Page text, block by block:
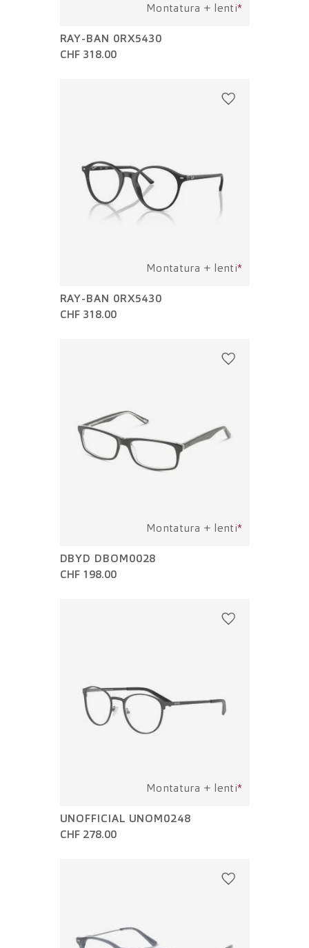
Montatura + lenti*
RAY-BAN 0RX5430
CHF 318.00
Montatura + lenti*
RAY-BAN 0RX5430
CHF 318.00
Montatura + lenti*
DBYD DBOM0028
CHF 198.00
Montatura + lenti*
UNOFFICIAL UNOM0248
CHF 278.00